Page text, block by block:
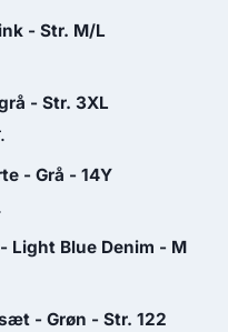
- Str. M/L
kr..
- Str. 3XL
price
- Grå - 14Y
price
Light Blue Denim - M
- Grøn - Str. 122